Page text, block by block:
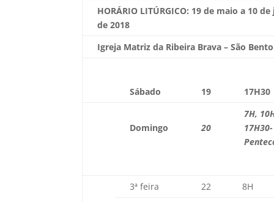
HORÁRIO LITÚRGICO: 19 de maio a 10 de
de 2018
Igreja Matriz da Ribeira Brava – São Bento
Sábado 19 17H30
Domingo 20
7H,
17H30-
3ª feira 22
8H